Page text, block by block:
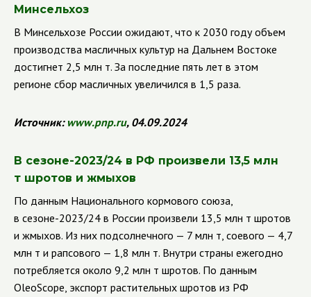
Минсельхоз
В Минсельхозе России ожидают, что к 2030 году объем
производства масличных культур на Дальнем Востоке
достигнет 2,5 млн т. За последние пять лет в этом
регионе сбор масличных увеличился в 1,5 раза.
Источник: www.pnp.ru, 04.09.2024
В сезоне-2023/24 в РФ произвели 13,5 млн
т шротов и жмыхов
По данным Национального кормового союза,
в сезоне-2023/24 в России произвели 13,5 млн т шротов
и жмыхов. Из них подсолнечного — 7 млн т, соевого — 4,7
млн т и рапсового — 1,8 млн т. Внутри страны ежегодно
потребляется около 9,2 млн т шротов. По данным
OleoScope, экспорт растительных шротов из РФ